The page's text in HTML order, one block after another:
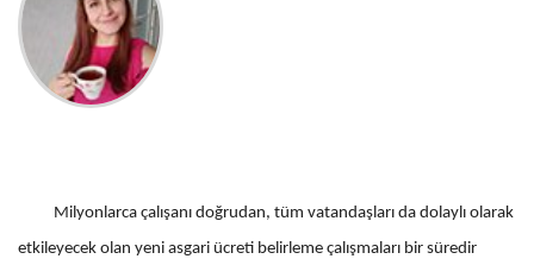
Milyonlarca çalışanı doğrudan, tüm vatandaşları da dolaylı olarak
etkileyecek olan yeni asgari ücreti belirleme çalışmaları bir süredir